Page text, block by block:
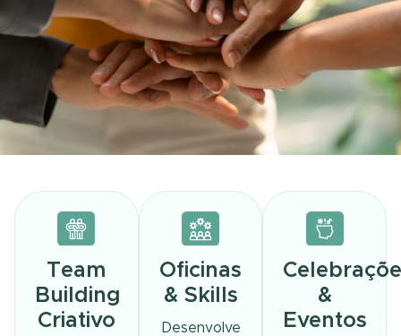
Team
Building
Criativo
Oficinas
& Skills
Desenvolve
&
Eventos